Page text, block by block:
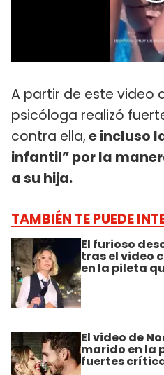
A partir de este video
psicóloga realizó
contra ella,e incluso
infantil” por la
a su hija.
TAMBIÉN TE PUEDE
El furioso
tras el video
en la pileta
El video de
marido en la
fuertes